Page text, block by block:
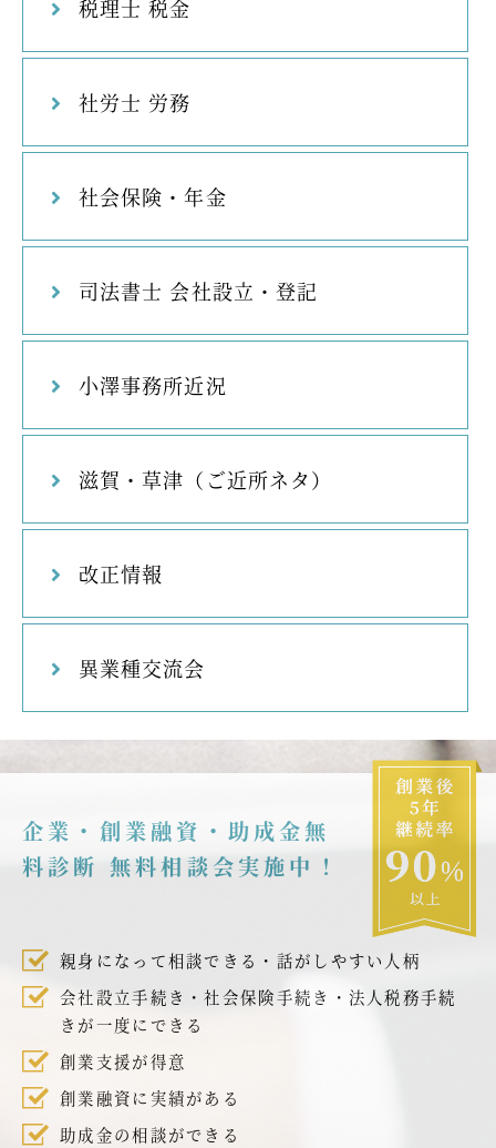
税理士 税金
社労士 労務
社会保険・年金
司法書士 会社設立・登記
小澤事務所近況
滋賀・草津（ご近所ネタ）
改正情報
異業種交流会
企業・創業融資・助成金無
料診断 無料相談会実施中！
親身になって相談できる・話がしやすい人柄
会社設立手続き・社会保険手続き・法人税務手続
きが一度にできる
創業支援が得意
創業融資に実績がある
助成金の相談ができる